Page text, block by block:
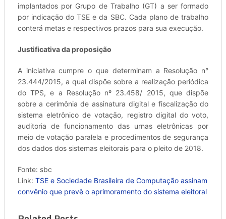
implantados por Grupo de Trabalho (GT) a ser formado
por indicação do TSE e da SBC. Cada plano de trabalho
conterá metas e respectivos prazos para sua execução.
Justificativa da proposição
A iniciativa cumpre o que determinam a Resolução n°
23.444/2015, a qual dispõe sobre a realização periódica
do TPS, e a Resolução nº 23.458/ 2015, que dispõe
sobre a cerimônia de assinatura digital e fiscalização do
sistema eletrônico de votação, registro digital do voto,
auditoria de funcionamento das urnas eletrônicas por
meio de votação paralela e procedimentos de segurança
dos dados dos sistemas eleitorais para o pleito de 2018.
Fonte: sbc
Link: TSE e Sociedade Brasileira de Computação assinam
convênio que prevê o aprimoramento do sistema eleitoral